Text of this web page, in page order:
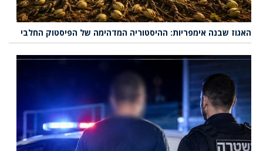
האגוז שבנה אימפריות: ההיסטוריה המדהימה של הפיסטוק החלבי